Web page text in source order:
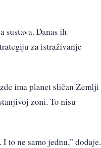
sustava. Danas ih
za istraživanje
ima planet sličan Zemlji
zoni. To nisu
to ne samo jednu,” dodaje.